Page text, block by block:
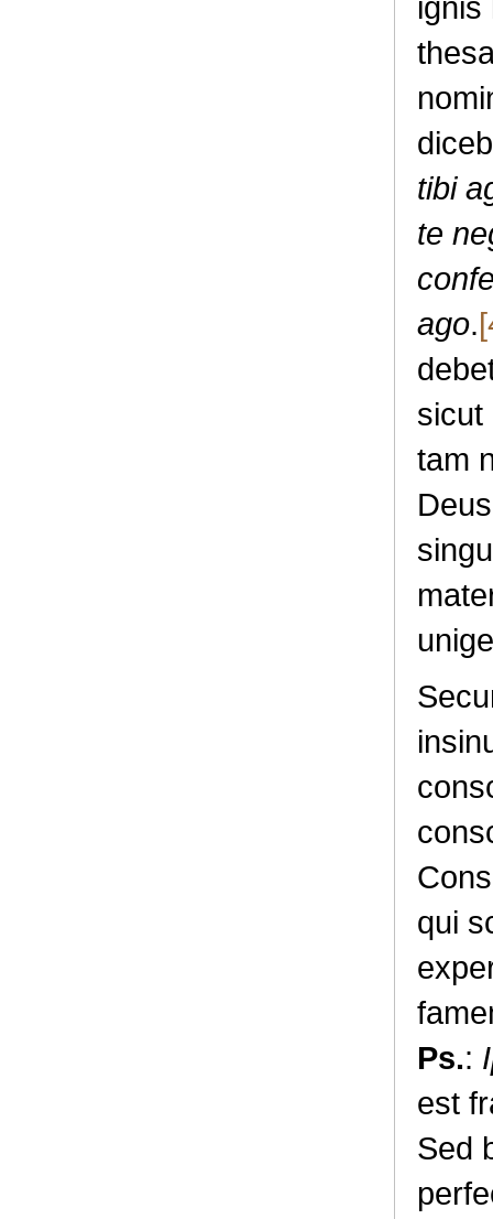
tibi
te
ago.
sicut
tam
qui
Ps.:
est
Sed